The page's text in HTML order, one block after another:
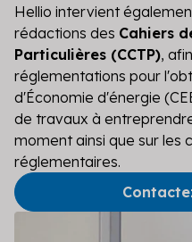
Hellio intervient
rédactions des Cahiers
Particulières (CCTP),
réglementations pour
d'Économie d'énergie
de travaux à
moment ainsi que sur les
réglementaires.